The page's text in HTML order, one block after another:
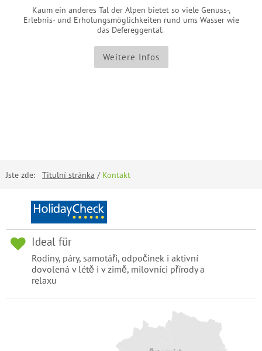
Kaum ein anderes Tal der Alpen bietet so viele Genuss-,
Erlebnis- und Erholungsmöglichkeiten rund ums Wasser wie
das Defereggental.
Weitere Infos
Jste zde: Titulní stránka / Kontakt
Ideal für
Rodiny, páry, samotáři, odpočinek i aktivní
dovolená v létě i v zimě, milovníci přírody a
relaxu